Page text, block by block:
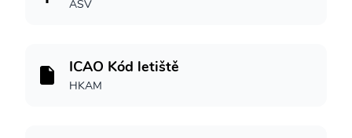
ASV
ICAO Kód letiště
HKAM